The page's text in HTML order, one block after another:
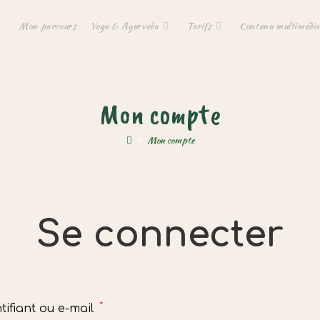
Mon parcours Yoga & Ayurveda Tarifs Contenu multimédia
Mon compte
> Mon compte
Se connecter
ou e-mail *Obligatoire